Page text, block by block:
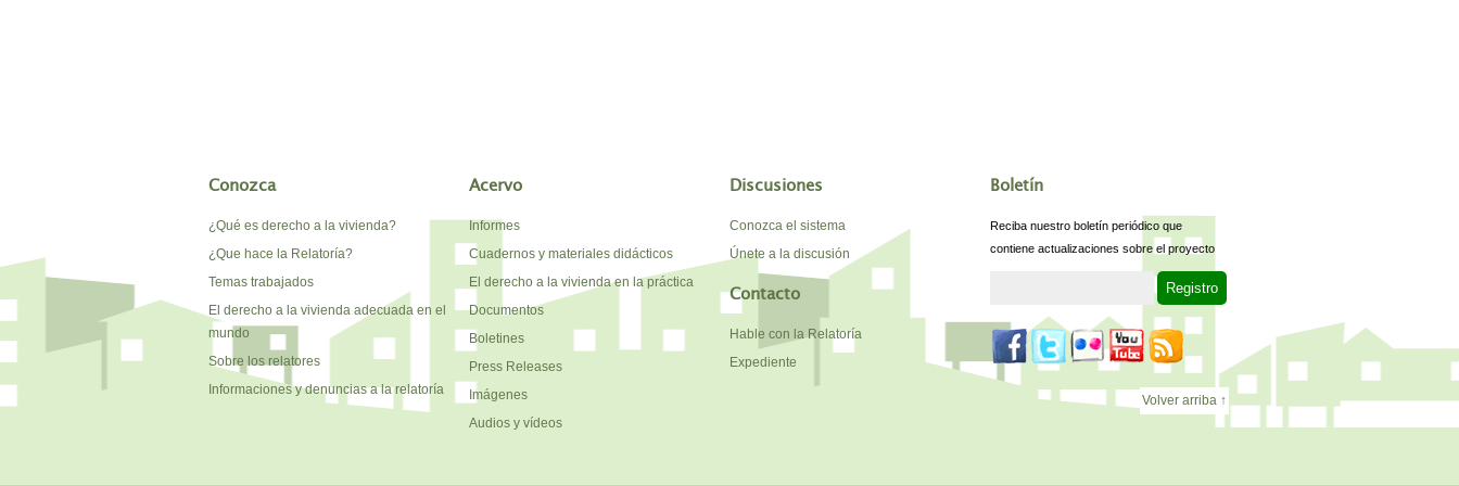
Conozca
¿Qué es derecho a la vivienda?
¿Que hace la Relatoría?
Temas trabajados
El derecho a la vivienda adecuada en el
mundo
Sobre los relatores
Informaciones y denuncias a la relatoría
Acervo
Informes
Cuadernos y materiales didácticos
El derecho a la vivienda en la práctica
Documentos
Boletines
Press Releases
Imágenes
Audios y vídeos
Discusiones
Conozca el sistema
Únete a la discusión
Contacto
Hable con la Relatoría
Expediente
Boletín
Reciba nuestro boletín periódico que
contiene actualizaciones sobre el proyecto
Volver arriba ↑